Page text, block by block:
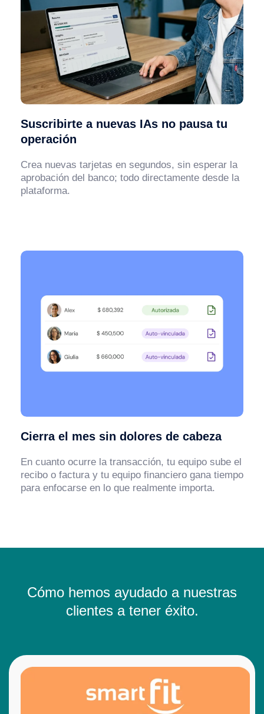
Suscribirte a nuevas IAs no pausa tu
operación
Crea nuevas tarjetas en segundos, sin esperar la
aprobación del banco; todo directamente desde la
plataforma.
Cierra el mes sin dolores de cabeza
En cuanto ocurre la transacción, tu equipo sube el
recibo o factura y tu equipo financiero gana tiempo
para enfocarse en lo que realmente importa.
Cómo hemos ayudado a nuestras
clientes a tener éxito.